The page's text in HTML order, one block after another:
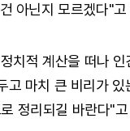
아닌지 모르겠다"고
치적 계산을 떠나
고 마치 큰 비리가
정리되길 바란다"